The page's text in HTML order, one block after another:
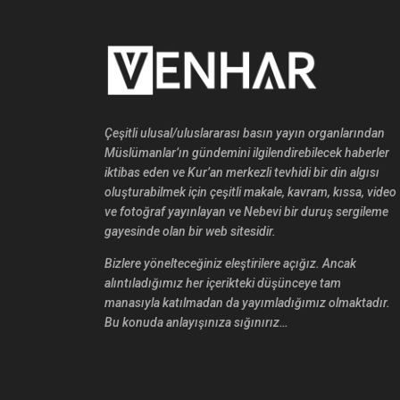
Çeşitli ulusal/uluslararası basın yayın organlarından
Müslümanlar’ın gündemini ilgilendirebilecek haberler
iktibas eden ve Kur’an merkezli tevhidi bir din algısı
oluşturabilmek için çeşitli makale, kavram, kıssa, video
ve fotoğraf yayınlayan ve Nebevi bir duruş sergileme
gayesinde olan bir web sitesidir.
Bizlere yönelteceğiniz eleştirilere açığız. Ancak
alıntıladığımız her içerikteki düşünceye tam
manasıyla katılmadan da yayımladığımız olmaktadır.
Bu konuda anlayışınıza sığınırız…